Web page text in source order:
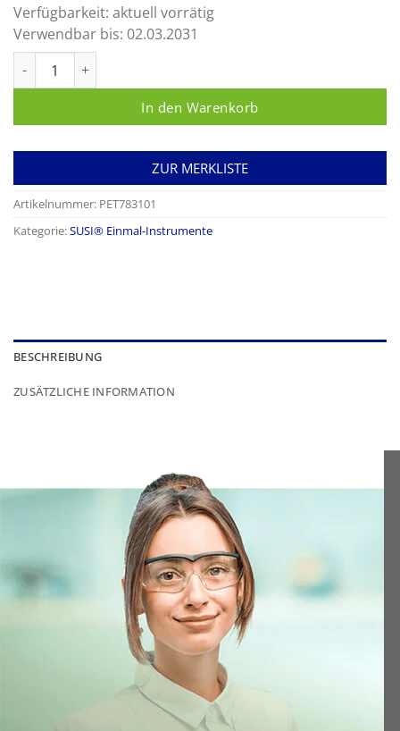
Verfügbarkeit: aktuell vorrätig
Verwendbar bis: 02.03.2031
In den Warenkorb
ZUR MERKLISTE
Artikelnummer: PET783101
Kategorie:SUSI® Einmal-Instrumente
BESCHREIBUNG
ZUSÄTZLICHE INFORMATION